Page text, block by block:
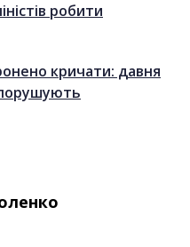
робити
кричати: давня